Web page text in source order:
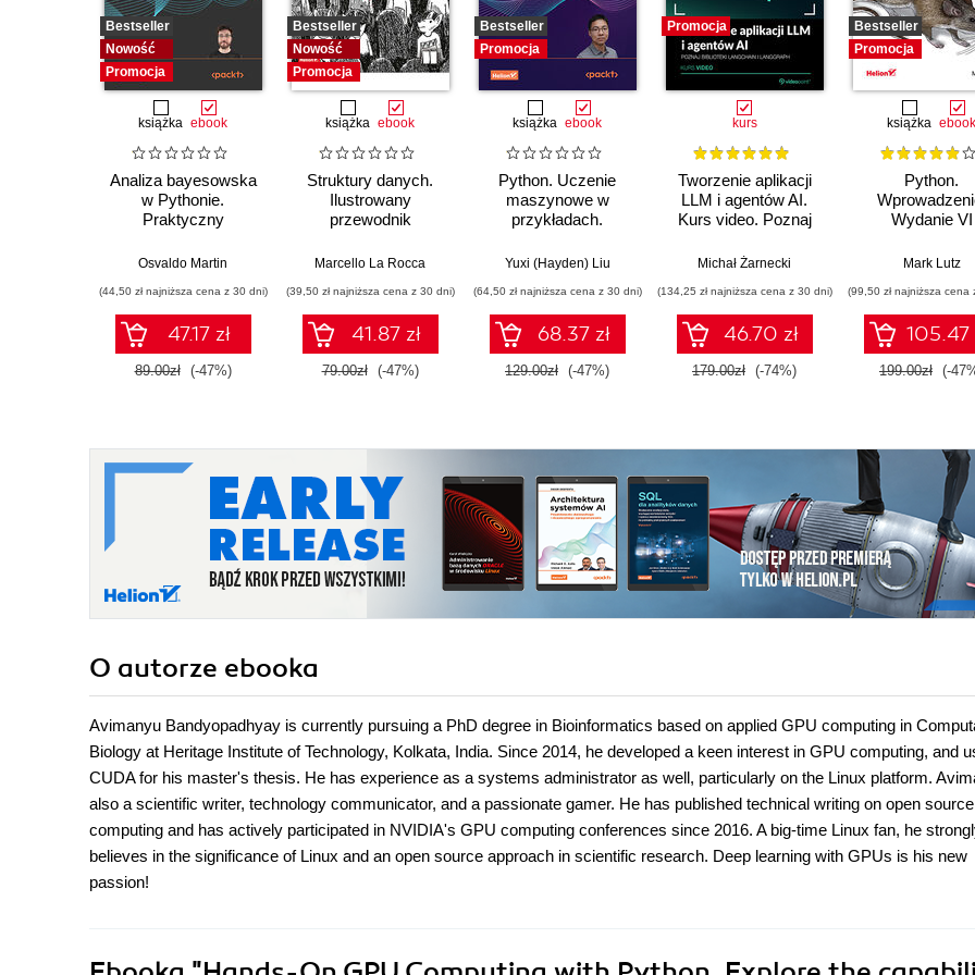
Bestseller
Nowość
Promocja
książka ebook
Analiza bayesowska
w Pythonie.
Praktyczny
modelowaniu
Wydanie III
Osvaldo Martin
(44,50 zł najniższa cena z 30 dni)
47.17 zł
89.00zł (-47%)
Bestseller
Nowość
Promocja
książka ebook
Struktury danych.
Ilustrowany
przewodnik
Marcello La Rocca
(39,50 zł najniższa cena z 30 dni)
41.87 zł
79.00zł (-47%)
Bestseller
Promocja
książka ebook
Python. Uczenie
maszynowe w
przykładach.
realnych
Wydanie IV
Yuxi (Hayden) Liu
(64,50 zł najniższa cena z 30 dni)
68.37 zł
129.00zł (-47%)
Promocja
kurs
Tworzenie aplikacji
LLM i agentów AI.
Kurs video. Poznaj
LangGraph
Michał Żarnecki
(134,25 zł najniższa cena z 30 dni)
46.70 zł
179.00zł (-74%)
Bestseller
Promocja
książka ebook
Python.
Wydanie VI
Mark Lutz
(99,50 zł najniższa cena
105.47
199.00zł (-
O autorze ebooka
Avimanyu Bandyopadhyay is currently pursuing a PhD degree in Bioinformatics based on applied GPU computing in
Biology at Heritage Institute of Technology, Kolkata, India. Since 2014, he developed a keen interest in GPU computing, and
CUDA for his master's thesis. He has experience as a systems administrator as well, particularly on the Linux platform.
also a scientific writer, technology communicator, and a passionate gamer. He has published technical writing on open source
computing and has actively participated in NVIDIA's GPU computing conferences since 2016. A big-time Linux fan, he
believes in the significance of Linux and an open source approach in scientific research. Deep learning with GPUs is his new
passion!